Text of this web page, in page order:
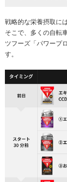
戦略的な栄養摂取に
そこで、多くの自転
ツフーズ「パワープ
す。